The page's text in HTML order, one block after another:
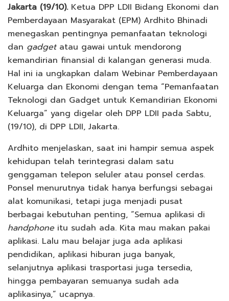
Jakarta (19/10).Ketua DPP LDII Bidang Ekonomi dan
Pemberdayaan Masyarakat (EPM) Ardhito Bhinadi
menegaskan pentingnya pemanfaatan teknologi
dan gadgetatau gawai untuk mendorong
kemandirian finansial di kalangan generasi muda.
Hal ini ia ungkapkan dalam Webinar Pemberdayaan
Keluarga dan Ekonomi dengan tema “Pemanfaatan
Teknologi dan Gadget untuk Kemandirian Ekonomi
Keluarga” yang digelar oleh DPP LDII pada Sabtu,
(19/10), di DPP LDII, Jakarta.
Ardhito menjelaskan, saat ini hampir semua aspek
kehidupan telah terintegrasi dalam satu
genggaman telepon seluler atau ponsel cerdas.
Ponsel menurutnya tidak hanya berfungsi sebagai
alat komunikasi, tetapi juga menjadi pusat
berbagai kebutuhan penting, “Semua aplikasi di
handphone itu sudah ada. Kita mau makan pakai
aplikasi. Lalu mau belajar juga ada aplikasi
pendidikan, aplikasi hiburan juga banyak,
selanjutnya aplikasi trasportasi juga tersedia,
hingga pembayaran semuanya sudah ada
aplikasinya,” ucapnya.